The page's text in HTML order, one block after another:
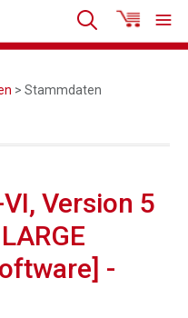
> Stammdaten
Version 5
-